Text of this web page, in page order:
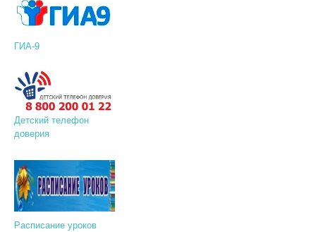
ГИА-9
Детский телефон
доверия
Расписание уроков